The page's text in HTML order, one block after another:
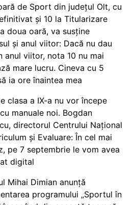
de Sport din județul Olt, cu
și 10 la Titularizare
doua oară, va susține
și anul viitor: Dacă nu dau
anul viitor, nota 10 nu mai
mare lucru. Cineva cu 5
ia ore înaintea mea
clasa a IX-a nu vor începe
manuale noi. Bogdan
directorul Centrului Național
și Evaluare: În cel mai
pe 7 septembrie le vom avea
digital
Mihai Dimian anunță
programului „Sportul în